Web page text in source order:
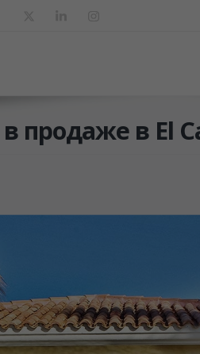
продаже в El